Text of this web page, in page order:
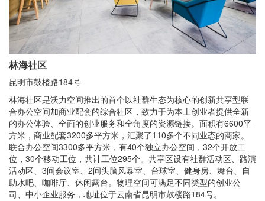
林海社区
昆明市鼓楼路184号
林海社区是沃力空间推出的首个以社群生态为核心的创新共享型联
合办公空间加商业配套的综合社区，致力于为本土创业者提供全新
的办公体验、全面的创业服务和全角度的资源链接。面积有6600平
方米，商业配套3200多平方米，汇聚了110多个不同业态的商家。
联合办公空间3300多平方米，有40个独立办公空间，32个开放工
位，30个移动工位，共计工位295个。共享区设有社群活动区、路演
活动区、3间会议室、2间头脑风暴室、台球室、健身房、舞台、自
助水吧、咖啡厅、休闲露台。物理空间可满足不同类型的创业公
司、中小企业服务，地址位于云南省昆明市鼓楼路184号。